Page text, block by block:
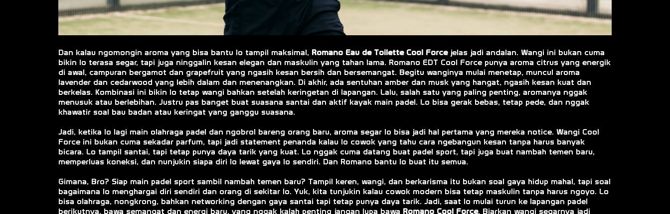
Dan kalau ngomongin aroma yang bisa bantu lo tampil maksimal, Romano Eau de Toilette Cool Forcejelas jadi andalan. Wangi ini bukan cuma
bikin lo terasa segar, tapi juga ninggalin kesan elegan dan maskulin yang tahan lama. Romano EDT Cool Force punya aroma citrus yang energik
di awal, campuran bergamot dan grapefruit yang ngasih kesan bersih dan bersemangat. Begitu wanginya mulai menetap, muncul aroma
lavender dan cedarwood yang lebih dalam dan menenangkan. Di akhir, ada sentuhan amber dan musk yang hangat, ngasih kesan kuat dan
berkelas. Kombinasi ini bikin lo tetap wangi bahkan setelah keringetan di lapangan. Lalu, salah satu yang paling penting, aromanya nggak
menusuk atau berlebihan. Justru pas banget buat suasana santai dan aktif kayak main padel. Lo bisa gerak bebas, tetap pede, dan nggak
khawatir soal bau badan atau keringat yang ganggu suasana.
Jadi, ketika lo lagi main olahraga padel dan ngobrol bareng orang baru, aroma segar lo bisa jadi hal pertama yang mereka notice. Wangi Cool
Force ini bukan cuma sekadar parfum, tapi jadi statement penanda kalau lo cowok yang tahu cara ngebangun kesan tanpa harus banyak
bicara. Lo tampil santai, tapi tetap punya daya tarik yang kuat. Lo nggak cuma datang buat padel sport, tapi juga buat nambah temen baru,
memperluas koneksi, dan nunjukin siapa diri lo lewat gaya lo sendiri. Dan Romano bantu lo buat itu semua.
Gimana, Bro? Siap main padel sport sambil nambah temen baru? Tampil keren, wangi, dan berkarisma itu bukan soal gaya hidup mahal, tapi soal
bagaimana lo menghargai diri sendiri dan orang di sekitar lo. Yuk, kita tunjukin kalau cowok modern bisa tetap maskulin tanpa harus ngoyo. Lo
bisa olahraga, nongkrong, bahkan networking dengan gaya santai tapi tetap punya daya tarik. Jadi, saat lo mulai turun ke lapangan padel
berikutnya, bawa semangat dan energi baru, yang nggak kalah penting jangan lupa bawa Romano Cool Force. Biarkan wangi segarnya jadi